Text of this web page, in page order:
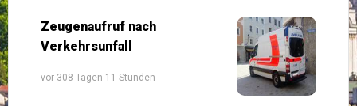
Zeugenaufruf nach
Verkehrsunfall
vor 308 Tagen 11 Stunden